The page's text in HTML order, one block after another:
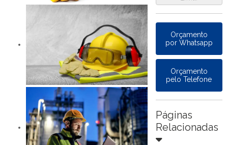
Orçamento
por Whatsapp
Orçamento
pelo Telefone
Páginas
Relacionadas